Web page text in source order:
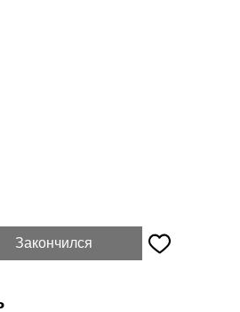
Закончился